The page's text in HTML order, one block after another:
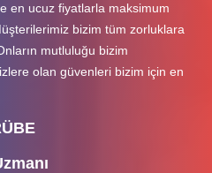
en ucuz fiyatlarla maksimum
bizim tüm zorluklara
mutluluğu bizim
olan güvenleri bizim için en